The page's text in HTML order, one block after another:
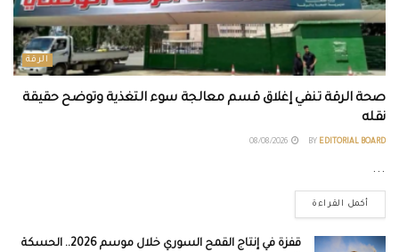
الرقة
صحة الرقة تنفي إغلاق قسم معالجة سوء التغذية وتوضح حقيقة
نقله
BY EDITORIAL BOARD
...
أكمل القراءة
قفزة في إنتاج القمح السوري خلال موسم 2026.. الحسكة